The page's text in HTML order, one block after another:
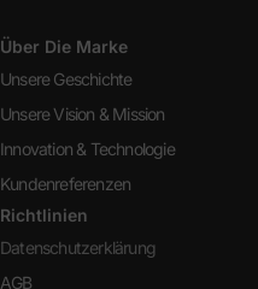
Über Die Marke
Unsere Geschichte
Unsere Vision & Mission
Innovation & Technologie
Kundenreferenzen
Richtlinien
Datenschutzerklärung
AGB